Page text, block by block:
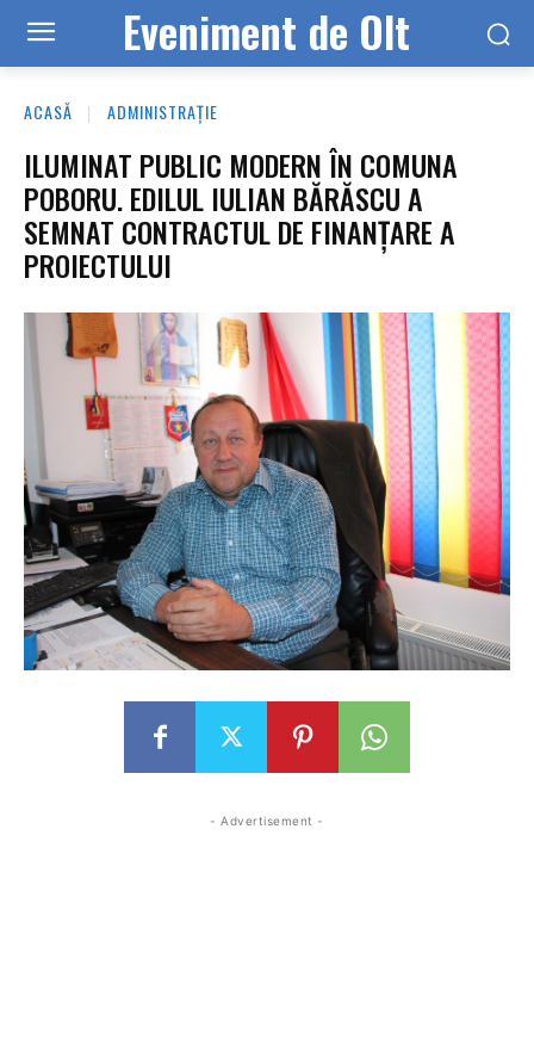
Eveniment de Olt
ACASĂ ADMINISTRAȚIE
ILUMINAT PUBLIC MODERN ÎN COMUNA
POBORU. EDILUL IULIAN BĂRĂSCU A
SEMNAT CONTRACTUL DE FINANȚARE A
PROIECTULUI
- Advertisement -